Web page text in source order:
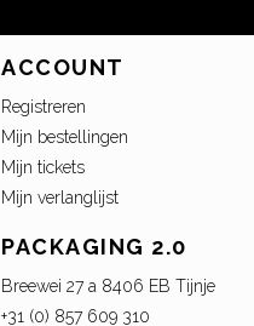
ACCOUNT
Registreren
Mijn bestellingen
Mijn tickets
Mijn verlanglijst
PACKAGING 2.0
Breewei 27 a 8406 EB Tijnje
+31 (0) 857 609 310